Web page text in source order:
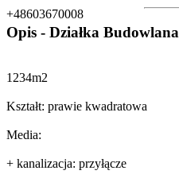
+48603670008
Opis - Działka Budowlana
1234m2
Kształt: prawie kwadratowa
Media:
+ kanalizacja: przyłącze